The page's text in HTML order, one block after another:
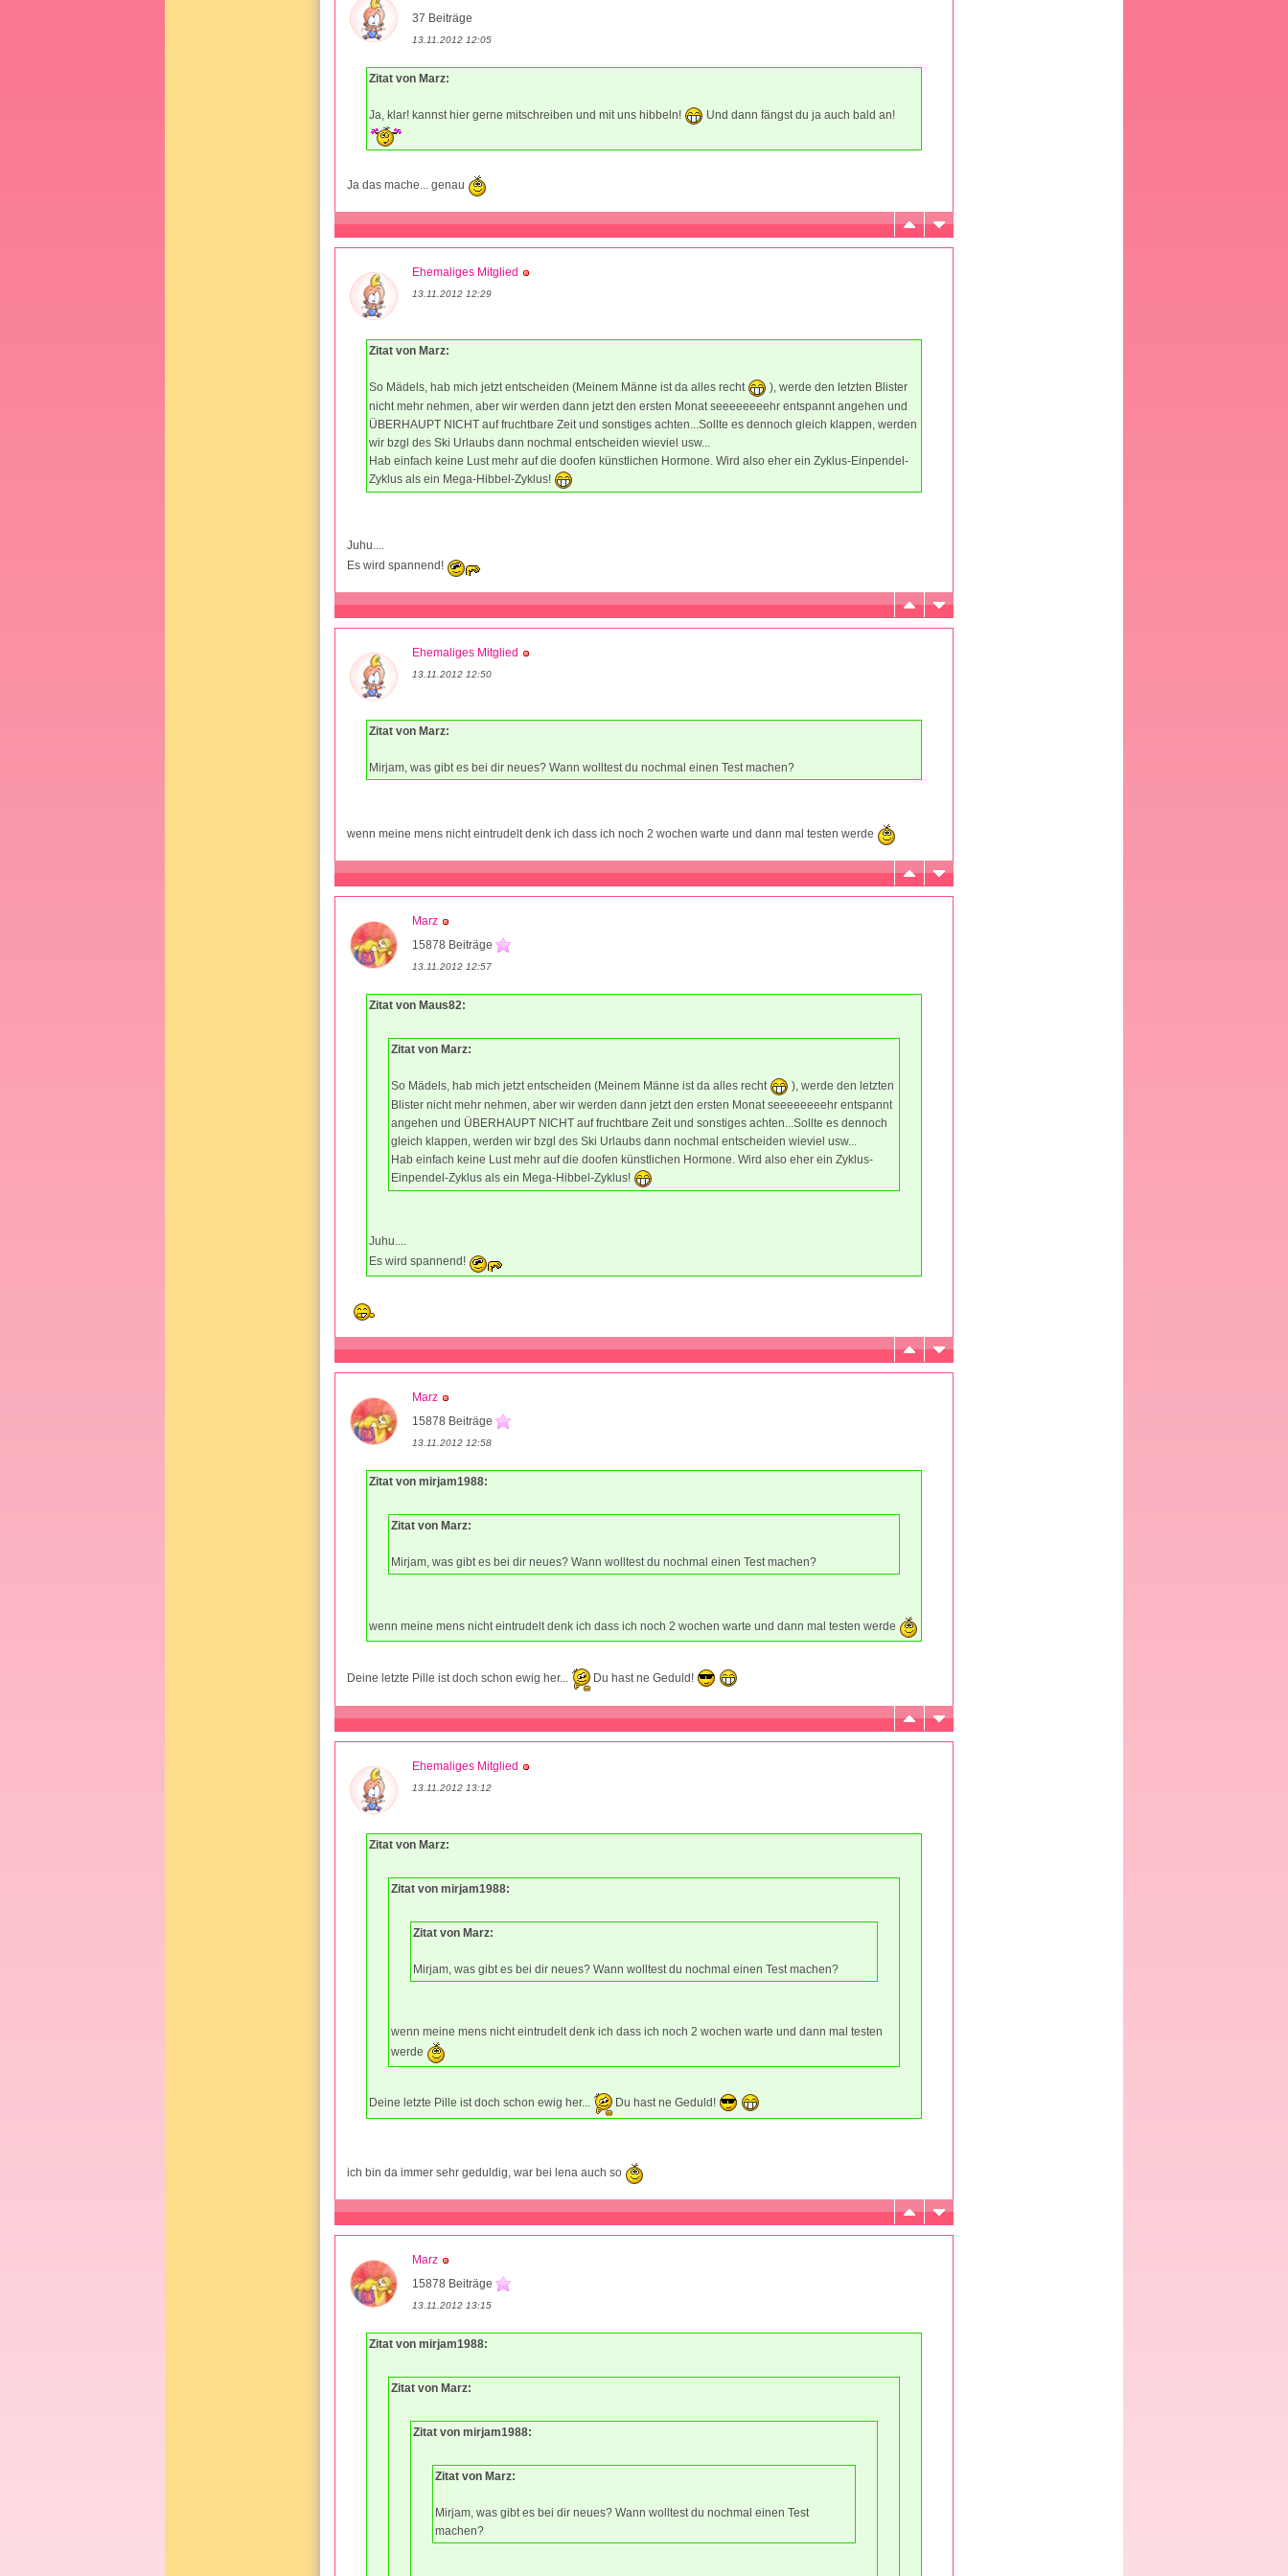
37 Beiträge
13.11.2012 12:05
Zitat von Marz:
Ja, klar! kannst hier gerne mitschreiben und mit uns hibbeln! Und dann fängst du ja auch bald an!
Ja das mache... genau
Ehemaliges Mitglied
13.11.2012 12:29
Zitat von Marz:
So Mädels, hab mich jetzt entscheiden (Meinem Männe ist da alles recht
), werde den letzten Blister
nicht mehr nehmen, aber wir werden dann jetzt den ersten Monat seeeeeeeehr entspannt angehen und
ÜBERHAUPT NICHT auf fruchtbare Zeit und sonstiges achten...Sollte es dennoch gleich klappen, werden
wir bzgl des Ski Urlaubs dann nochmal entscheiden wieviel usw...
Hab einfach keine Lust mehr auf die doofen künstlichen Hormone. Wird also eher ein Zyklus-Einpendel-
Zyklus als ein Mega-Hibbel-Zyklus!
Juhu....
Es wird spannend!
Ehemaliges Mitglied
13.11.2012 12:50
Zitat von Marz:
Mirjam, was gibt es bei dir neues? Wann wolltest du nochmal einen Test machen?
wenn meine mens nicht eintrudelt denk ich dass ich noch 2 wochen warte und dann mal testen werde
Marz
15878 Beiträge
13.11.2012 12:57
Zitat von Maus82:
Zitat von Marz:
So Mädels, hab mich jetzt entscheiden (Meinem Männe ist da alles recht
), werde den letzten
Blister nicht mehr nehmen, aber wir werden dann jetzt den ersten Monat seeeeeeeehr entspannt
angehen und ÜBERHAUPT NICHT auf fruchtbare Zeit und sonstiges achten...Sollte es dennoch
gleich klappen, werden wir bzgl des Ski Urlaubs dann nochmal entscheiden wieviel usw...
Hab einfach keine Lust mehr auf die doofen künstlichen Hormone. Wird also eher ein Zyklus-
Einpendel-Zyklus als ein Mega-Hibbel-Zyklus!
Juhu....
Es wird spannend!
Marz
15878 Beiträge
13.11.2012 12:58
Zitat von mirjam1988:
Zitat von Marz:
Mirjam, was gibt es bei dir neues? Wann wolltest du nochmal einen Test machen?
wenn meine mens nicht eintrudelt denk ich dass ich noch 2 wochen warte und dann mal testen werde
Deine letzte Pille ist doch schon ewig her... Du hast ne Geduld!
Ehemaliges Mitglied
13.11.2012 13:12
Zitat von Marz:
Zitat von mirjam1988:
Zitat von Marz:
Mirjam, was gibt es bei dir neues? Wann wolltest du nochmal einen Test machen?
wenn meine mens nicht eintrudelt denk ich dass ich noch 2 wochen warte und dann mal testen
werde
Deine letzte Pille ist doch schon ewig her... Du hast ne Geduld!
ich bin da immer sehr geduldig, war bei lena auch so
Marz
15878 Beiträge
13.11.2012 13:15
Zitat von mirjam1988:
Zitat von Marz:
Zitat von mirjam1988:
Zitat von Marz:
Mirjam, was gibt es bei dir neues? Wann wolltest du nochmal einen Test
machen?